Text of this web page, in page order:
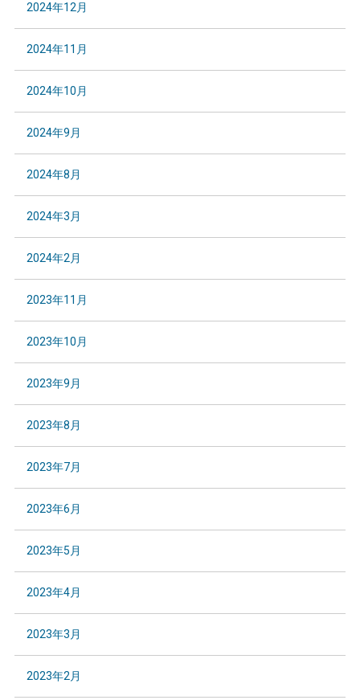
2024年12月
2024年11月
2024年10月
2024年9月
2024年8月
2024年3月
2024年2月
2023年11月
2023年10月
2023年9月
2023年8月
2023年7月
2023年6月
2023年5月
2023年4月
2023年3月
2023年2月